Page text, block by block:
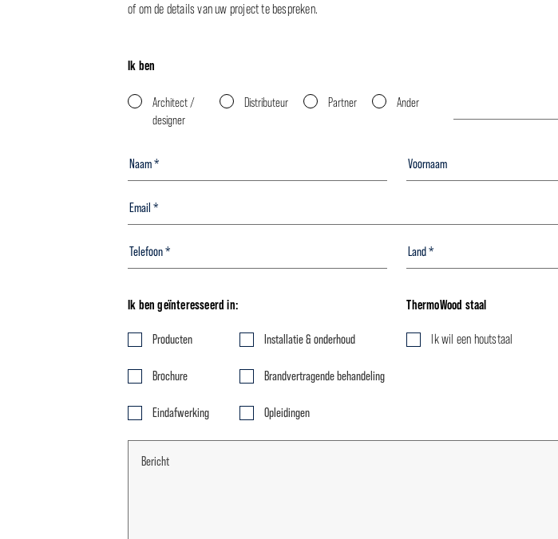
of om de details van uw project te bespreken.
Ik ben
Architect /
designer
Distributeur Partner Ander
Ik ben geïnteresseerd in:
Producten Installatie & onderhoud
Brochure Brandvertragende behandeling
Eindafwerking Opleidingen
ThermoWood staal
Ik wil een houtstaal